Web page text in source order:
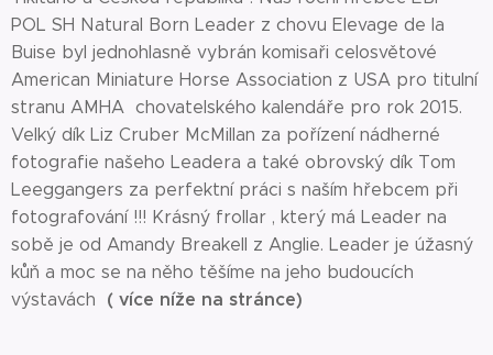
POL SH Natural Born Leader z chovu Elevage de la
Buise byl jednohlasně vybrán komisaři celosvětové
American Miniature Horse Association z USA pro titulní
stranu AMHA chovatelského kalendáře pro rok 2015.
Velký dík Liz Cruber McMillan za pořízení nádherné
fotografie našeho Leadera a také obrovský dík Tom
Leeggangers za perfektní práci s naším hřebcem při
fotografování !!! Krásný frollar , který má Leader na
sobě je od Amandy Breakell z Anglie. Leader je úžasný
kůň a moc se na něho těšíme na jeho budoucích
výstavách ( více níže na stránce)